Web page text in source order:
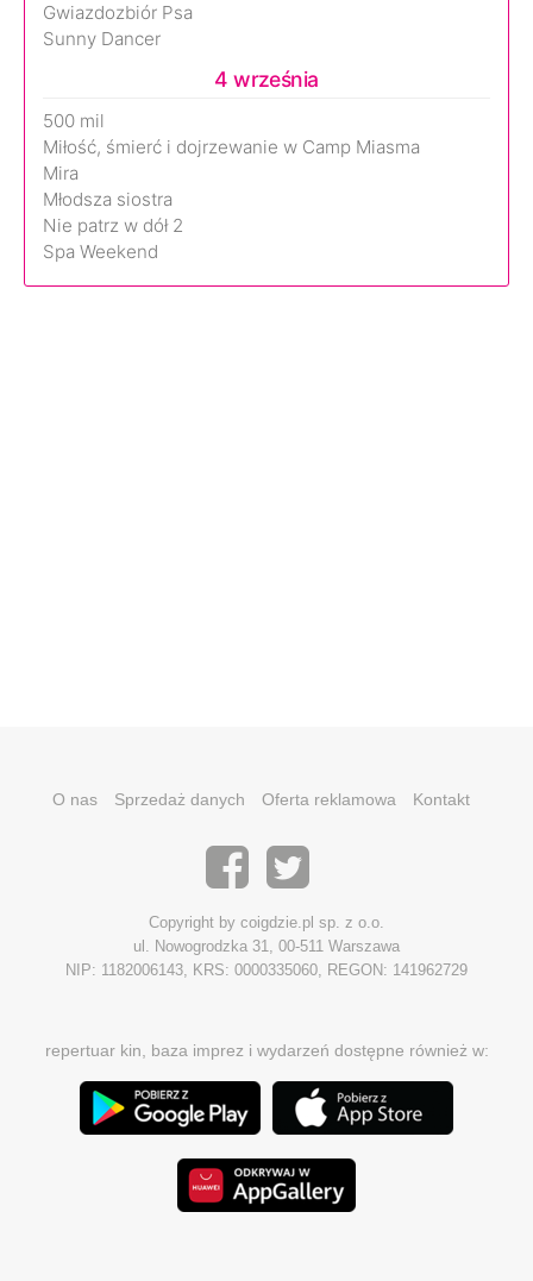
Gwiazdozbiór Psa
Sunny Dancer
4 września
500 mil
Miłość, śmierć i dojrzewanie w Camp Miasma
Mira
Młodsza siostra
Nie patrz w dół 2
Spa Weekend
O nas Sprzedaż danych Oferta reklamowa Kontakt
Copyright by coigdzie.pl sp. z o.o.
ul. Nowogrodzka 31, 00-511 Warszawa
NIP: 1182006143, KRS: 0000335060, REGON: 141962729
repertuar kin, baza imprez i wydarzeń dostępne również w: